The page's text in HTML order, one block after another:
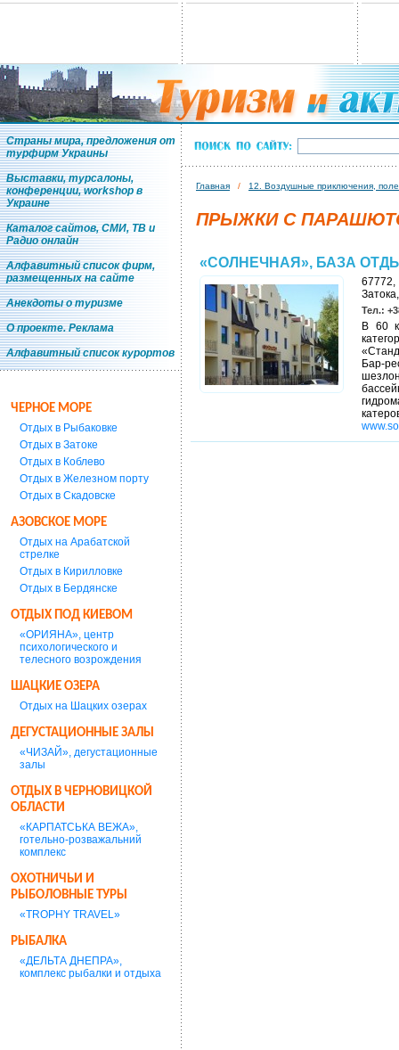
Страны мира, предложения от
турфирм Украины
Выставки, турсалоны,
конференции, workshop в
Украине
Каталог сайтов, СМИ, ТВ и
Радио онлайн
Алфавитный список фирм,
размещенных на сайте
Анекдоты о туризме
О проекте. Реклама
Алфавитный список курортов
ЧЕРНОЕ МОРЕ
Отдых в Рыбаковке
Отдых в Затоке
Отдых в Коблево
Отдых в Железном порту
Отдых в Скадовске
АЗОВСКОЕ МОРЕ
Отдых на Арабатской
стрелке
Отдых в Кирилловке
Отдых в Бердянске
ОТДЫХ ПОД КИЕВОМ
«ОРИЯНА», центр
психологического и
телесного возрождения
ШАЦКИЕ ОЗЕРА
Отдых на Шацких озерах
ДЕГУСТАЦИОННЫЕ ЗАЛЫ
«ЧИЗАЙ», дегустационные
залы
ОТДЫХ В ЧЕРНОВИЦКОЙ
ОБЛАСТИ
«КАРПАТСЬКА ВЕЖА»,
готельно-розважальний
комплекс
ОХОТНИЧЬИ И
РЫБОЛОВНЫЕ ТУРЫ
«TROPHY TRAVEL»
РЫБАЛКА
«ДЕЛЬТА ДНЕПРА»,
комплекс рыбалки и отдыха
Главная / 12. Воздушные приключения,
ПРЫЖКИ С
«СОЛНЕЧНАЯ», БАЗА
67772,
Тел.:
В 60
Бар-